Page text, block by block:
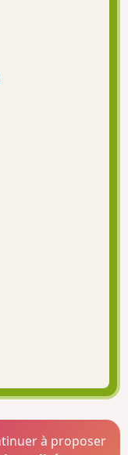
à proposer